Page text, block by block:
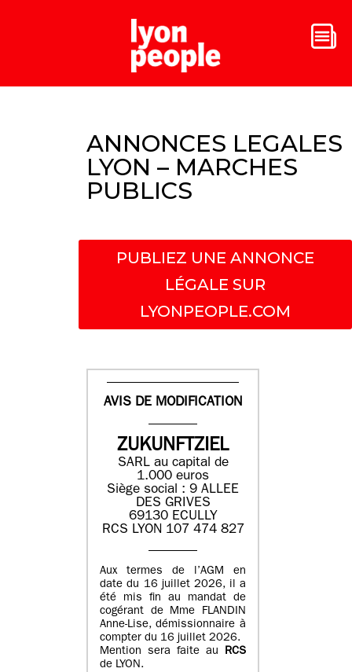
ANNONCES LEGALES
LYON – MARCHES
PUBLICS
PUBLIEZ UNE ANNONCE
LÉGALE SUR
LYONPEOPLE.COM
AVIS DE MODIFICATION
ZUKUNFTZIEL
SARL au capital de
1.000 euros
Siège social : 9 ALLEE
DES GRIVES
69130 ECULLY
RCS LYON 107 474 827
Aux termes de l’AGM en
date du 16 juillet 2026, il a
été mis fin au mandat de
cogérant de Mme FLANDIN
Anne-Lise, démissionnaire à
compter du 16 juillet 2026.
Mention sera faite au RCS
de LYON.